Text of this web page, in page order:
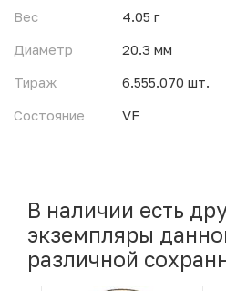
Вес
4.05 г
Диаметр
20.3 мм
Тираж
6.555.070 шт.
Состояние
VF
В наличии есть
экземпляры
различной